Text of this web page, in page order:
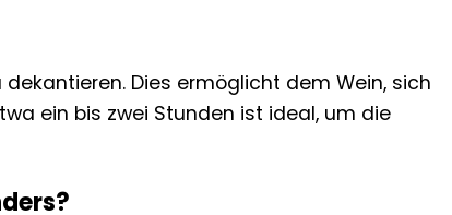
dekantieren. Dies ermöglicht dem Wein, sich
ein bis zwei Stunden ist ideal, um die